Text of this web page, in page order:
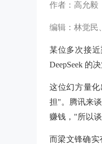
作者：高允毅
编辑：林觉民
某位多次接
DeepSeek 的决
这位幻方量
担"。腾讯来
赚钱，"所以
而梁文锋确实